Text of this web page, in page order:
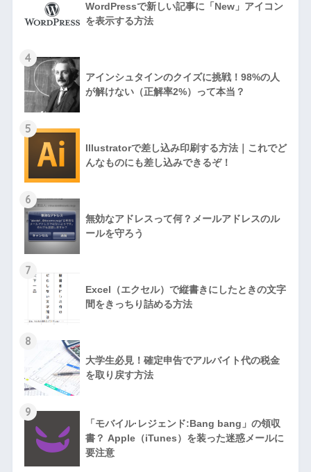
WordPressで新しい記事に「New」アイコン
を表示する方法
4
アインシュタインのクイズに挑戦！98%の人
が解けない（正解率2%）って本当？
5
Illustratorで差し込み印刷する方法｜これでど
んなものにも差し込みできるぞ！
6
無効なアドレスって何？メールアドレスのル
ールを守ろう
7
Excel（エクセル）で縦書きにしたときの文字
間をきっちり詰める方法
8
大学生必見！確定申告でアルバイト代の税金
を取り戻す方法
9
「モバイル·レジェンド:Bang bang」の領収
書？ Apple（iTunes）を装った迷惑メールに
要注意